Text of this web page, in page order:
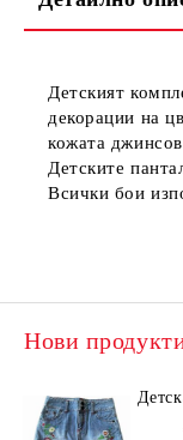
Детският
декорации на
кожата
Детските
Всички бои
Нови